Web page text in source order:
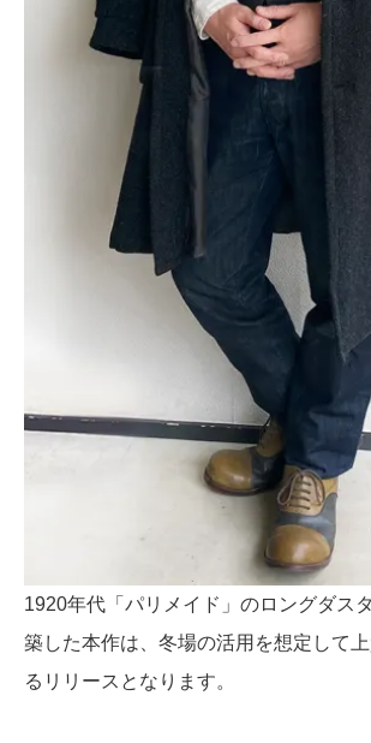
1920年代「パリメイド」のロングダス
築した本作は、冬場の活用を想定して
るリリースとなります。